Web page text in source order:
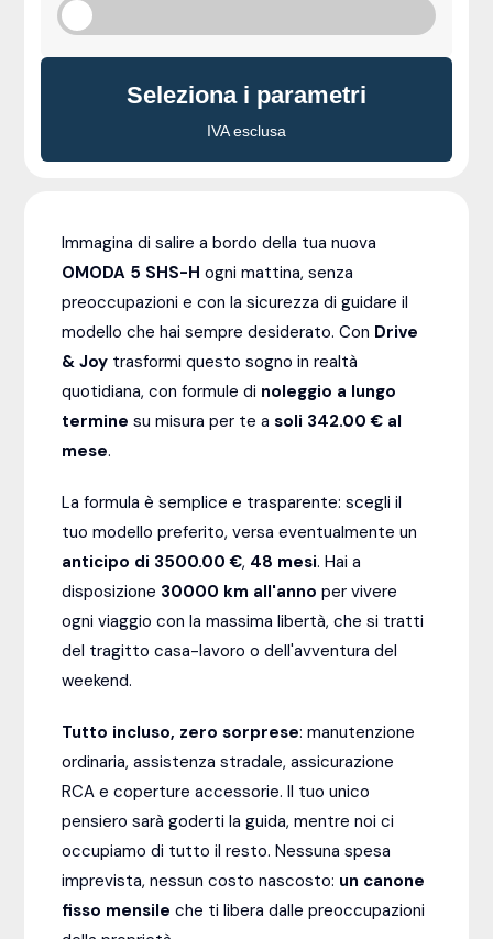
Seleziona i parametri
IVA esclusa
Immagina di salire a bordo della tua nuova
OMODA 5 SHS-H ogni mattina, senza
preoccupazioni e con la sicurezza di guidare il
modello che hai sempre desiderato. Con Drive
& Joy trasformi questo sogno in realtà
quotidiana, con formule di noleggio a lungo
termine su misura per te asoli 342.00 € al
mese.
La formula è semplice e trasparente: scegli il
tuo modello preferito, versa eventualmente un
anticipo di 3500.00 €, 48 mesi. Hai a
disposizione 30000 km all'anno per vivere
ogni viaggio con la massima libertà, che si tratti
del tragitto casa-lavoro o dell'avventura del
weekend.
Tutto incluso, zero sorprese: manutenzione
ordinaria, assistenza stradale, assicurazione
RCA e coperture accessorie. Il tuo unico
pensiero sarà goderti la guida, mentre noi ci
occupiamo di tutto il resto. Nessuna spesa
imprevista, nessun costo nascosto: un canone
fisso mensile che ti libera dalle preoccupazioni